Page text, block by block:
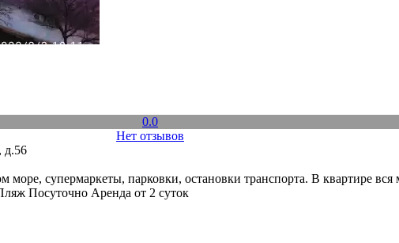
0.0
Нет отзывов
д.56
супермаркеты, парковки, остановки транспорта. В квартире вся
Посуточно Аренда от 2 суток